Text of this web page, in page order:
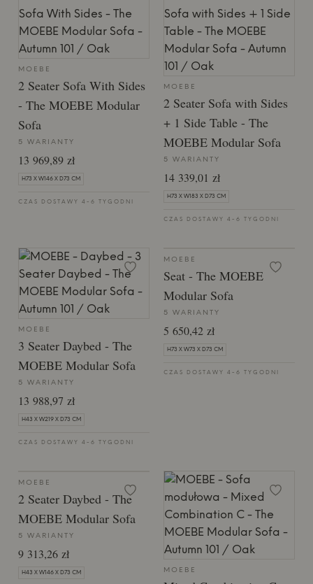
MOEBE
2 Seater Sofa With Sides
- The MOEBE Modular
Sofa
5 WARIANTY
13 969,89 zł
H73 X W146 X D73 CM
CZAS DOSTAWY 4-6 TYGODNI
MOEBE
2 Seater Sofa with Sides
+ 1 Side Table - ​​The
MOEBE Modular Sofa
5 WARIANTY
14 339,01 zł
H73 X W183 X D73 CM
CZAS DOSTAWY 4-6 TYGODNI
MOEBE
3 Seater Daybed - ​​The
MOEBE Modular Sofa
5 WARIANTY
13 988,97 zł
H43 X W219 X D73 CM
CZAS DOSTAWY 4-6 TYGODNI
MOEBE
Seat - ​​The MOEBE
Modular Sofa
5 WARIANTY
5 650,42 zł
H73 X W73 X D73 CM
CZAS DOSTAWY 4-6 TYGODNI
MOEBE
2 Seater Daybed - The
MOEBE Modular Sofa
5 WARIANTY
9 313,26 zł
H43 X W146 X D73 CM MOEBE